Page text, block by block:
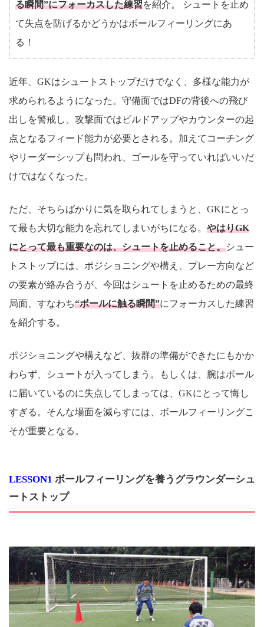
る瞬間”にフォーカスした練習を紹介。 シュートを止め
て失点を防げるかどうかはボールフィーリングにあ
る！
近年、GKはシュートストップだけでなく、多様な能力が
求められるようになった。守備面ではDFの背後への飛び
出しを警戒し、攻撃面ではビルドアップやカウンターの起
点となるフィード能力が必要とされる。加えてコーチング
やリーダーシップも問われ、ゴールを守っていればいいだ
けではなくなった。
ただ、そちらばかりに気を取られてしまうと、GKにとっ
て最も大切な能力を忘れてしまいがちになる。 やはりGK
にとって最も重要なのは、シュートを止めること。シュー
トストップには、ポジショニングや構え、プレー方向など
の要素が絡み合うが、今回はシュートを止めるための最終
局面、すなわち“ボールに触る瞬間”にフォーカスした練習
を紹介する。
ポジショニングや構えなど、抜群の準備ができたにもかか
わらず、シュートが入ってしまう。もしくは、腕はボール
に届いているのに失点してしまっては、GKにとって悔し
すぎる。そんな場面を減らすには、ボールフィーリングこ
そが重要となる。
LESSON1 ボールフィーリングを養うグラウンダーシュ
ートストップ